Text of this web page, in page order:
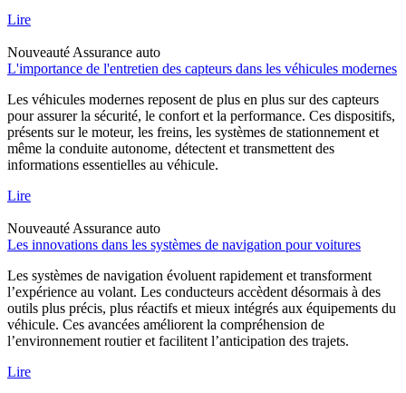
Lire
Nouveauté Assurance auto
L'importance de l'entretien des capteurs dans les véhicules modernes
Les véhicules modernes reposent de plus en plus sur des capteurs
pour assurer la sécurité, le confort et la performance. Ces dispositifs,
présents sur le moteur, les freins, les systèmes de stationnement et
même la conduite autonome, détectent et transmettent des
informations essentielles au véhicule.
Lire
Nouveauté Assurance auto
Les innovations dans les systèmes de navigation pour voitures
Les systèmes de navigation évoluent rapidement et transforment
l’expérience au volant. Les conducteurs accèdent désormais à des
outils plus précis, plus réactifs et mieux intégrés aux équipements du
véhicule. Ces avancées améliorent la compréhension de
l’environnement routier et facilitent l’anticipation des trajets.
Lire